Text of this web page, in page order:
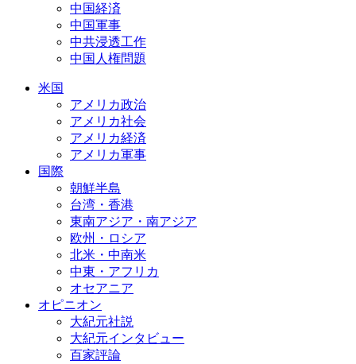
中国経済
中国軍事
中共浸透工作
中国人権問題
米国
アメリカ政治
アメリカ社会
アメリカ経済
アメリカ軍事
国際
朝鮮半島
台湾・香港
東南アジア・南アジア
欧州・ロシア
北米・中南米
中東・アフリカ
オセアニア
オピニオン
大紀元社説
大紀元インタビュー
百家評論